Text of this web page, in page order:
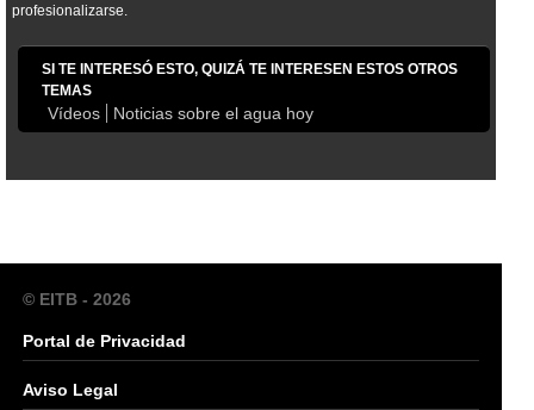
profesionalizarse.
SI TE INTERESÓ ESTO, QUIZÁ TE INTERESEN ESTOS OTROS
TEMAS
Vídeos Noticias sobre el agua hoy
© EITB - 2026
Portal de Privacidad
Aviso Legal